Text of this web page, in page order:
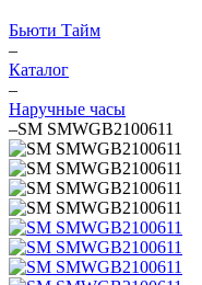
Бьюти Тайм
–
Каталог
–
Наручные часы
–SM SMWGB2100611